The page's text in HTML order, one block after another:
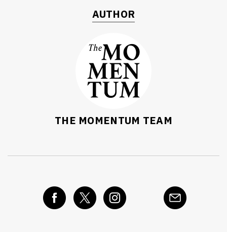
AUTHOR
THE MOMENTUM TEAM